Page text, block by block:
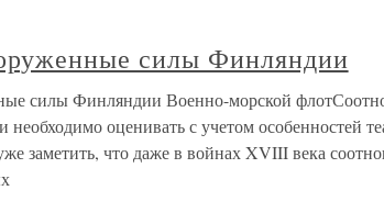
силы Финляндии
силы Финляндии Военно-морской
оценивать с учетом особенностей
заметить, что даже в войнах XVIII века